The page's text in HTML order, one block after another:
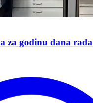
za godinu dana